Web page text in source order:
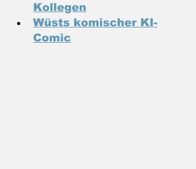
Kollegen
Wüsts komischer KI-
Comic